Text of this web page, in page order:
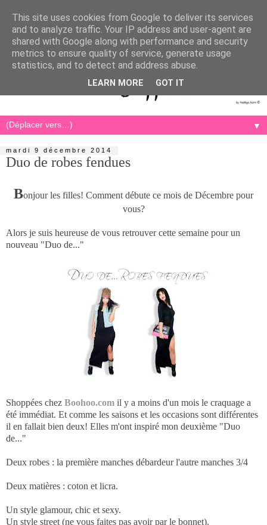
▼
mardi 9 décembre 2014
Duo de robes fendues
Bonjour les filles! Comment débute ce mois de Décembre pour
vous?
Alors je suis heureuse de vous retrouver cette semaine pour un
nouveau "Duo de..."
Shoppées chez Boohoo.com il y a moins d'un mois le craquage a
été immédiat. Et comme les saisons et les occasions sont différentes
il en fallait bien deux! Elles m'ont inspiré mon deuxième "Duo
de..."
Deux robes : la première manches débardeur l'autre manches 3/4
Deux matières : coton et licra.
Un style glamour, chic et sexy.
Un style street (ne vous faites pas avoir par le bonnet).
This site uses cookies from Google to deliver its services
and to analyze traffic. Your IP address and user-agent are
shared with Google along with performance and security
metrics to ensure quality of service, generate usage
statistics, and to detect and address abuse.
LEARN MORE GOT IT